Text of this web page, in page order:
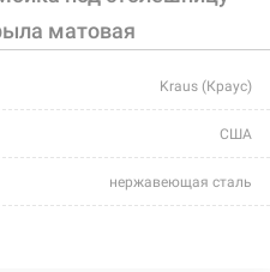
матовая
Kraus (Краус)
США
нержавеющая сталь